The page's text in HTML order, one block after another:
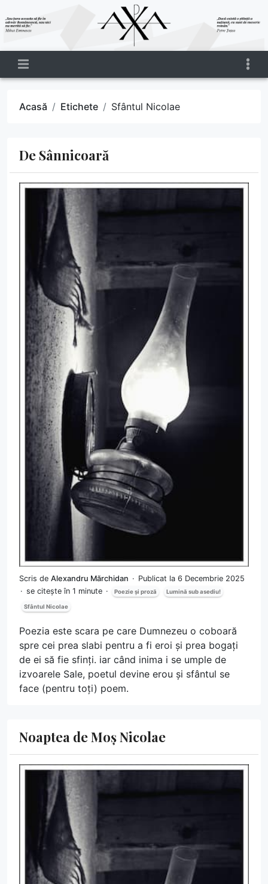
Acasă Etichete Sfântul Nicolae
De Sânnicoară
Scris de Alexandru Mărchidan
Publicat la 6 Decembrie 2025
se citește în 1 minute
Poezie și proză Lumină sub asediu!
Sfântul Nicolae
Poezia este scara pe care Dumnezeu o coboară
spre cei prea slabi pentru a fi eroi și prea bogați
de ei să fie sfinți. iar când inima i se umple de
izvoarele Sale, poetul devine erou și sfântul se
face (pentru toți) poem.
Noaptea de Moș Nicolae